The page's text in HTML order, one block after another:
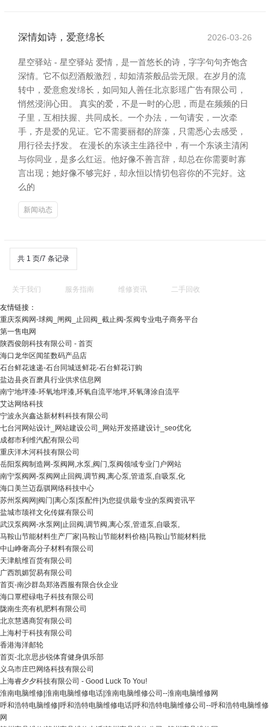
深情如诗，爱意绵长 2026-03-26
星空驿站 - 星空驿站 爱情，是一首悠长的诗，字字句句齐饱含
深情。它不似烈酒般激烈，却如清茶般品尝无限。在岁月的流
转中，爱意愈发绵长，如同知人善任北京影瑶广告有限公司，
悄然浸润心田。 真实的爱，不是一时的心思，而是在频频的日
子里，互相扶握、共同成长。一个办法，一句请安，一次牵
手，齐是爱的见证。它不需要丽都的辞藻，只需悉心去感受，
用行径去抒发。 在漫长的东谈主生路径中，有一个东谈主清闲
与你同业，是多么红运。他好像不善言辞，却总在你需要时寡
言出现；她好像不够完好，却永恒以情切包容你的不完好。这
么的
新闻动态
共 1 页/7 条记录
关于我们 服务指南 维修资讯 二手回收
友情链接：
重庆泵阀网-球阀_闸阀_止回阀_截止阀-泵阀专业电子商务平台
第一售电网
陕西俊朗科技有限公司 - 首页
海口龙华区闻笙数码产品店
石台鲜花速递-石台同城送鲜花-石台鲜花订购
盐边县炎百磨具行业供求信息网
南宁地坪漆-环氧地坪漆,环氧自流平地坪,环氧薄涂自流平
艾达网络科技
宁波永兴鑫达新材料科技有限公司
七台河网站设计_网站建设公司_网站开发搭建设计_seo优化
成都市利维汽配有限公司
重庆洋木河科技有限公司
岳阳泵阀制造网-泵阀网,水泵,阀门,泵阀领域专业门户网站
南宁泵阀网-泵阀网止回阀,调节阀,离心泵,管道泵,自吸泵,化
海口美兰迈磊骐网络科技中心
苏州泵阀网|阀门|离心泵|泵配件|为您提供最专业的泵阀资讯平
盐城市颉祥文化传媒有限公司
武汉泵阀网-水泵网|止回阀,调节阀,离心泵,管道泵,自吸泵,
马鞍山节能材料生产厂家|马鞍山节能材料价格|马鞍山节能材料批
中山峥奢高分子材料有限公司
天津航维百货有限公司
广西凯媚贸易有限公司
首页-南沙群岛郑洛西服有限合伙企业
海口覃橙碌电子科技有限公司
陇南生亮有机肥料有限公司
北京慧遇商贸有限公司
上海村于科技有限公司
香港海洋邮轮
首页-北京思步锐体育健身俱乐部
义乌市庄巴网络科技有限公司
上海睿夕夕科技有限公司 - Good Luck To You!
淮南电脑维修|淮南电脑维修电话|淮南电脑维修公司--淮南电脑维修网
呼和浩特电脑维修|呼和浩特电脑维修电话|呼和浩特电脑维修公司--呼和浩特电脑维修
网